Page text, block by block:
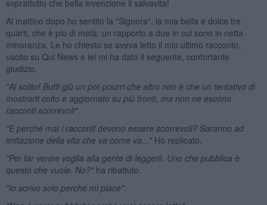
soprattutto che bella invenzione il salvavita!
Al mattino dopo ho sentito la "Signora", la mia bella e dolce tre
quarti, che è più di metà: un rapporto a due in cui sono in netta
minoranza. Le ho chiesto se aveva letto il mio ultimo racconto,
uscito su Qui News e lei mi ha dato il seguente, confortante
giudizio.
"Al solito! Butti giù un pot-pourri che altro non è che un tentativo di
mostrarti colto e aggiornato su più fronti, ma non ne escono
racconti scorrevoli".
"E perché mai i racconti devono essere scorrevoli? Saranno ad
imitazione della vita che va come va..." Ho replicato.
"Per far venire voglia alla gente di leggerli. Uno che pubblica è
questo che vuole. No?" ha ribattuto.
"Io scrivo solo perché mi piace".